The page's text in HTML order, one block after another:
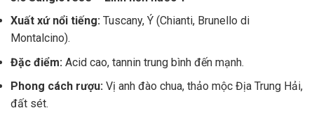
Xuất xứ nổi tiếng: Tuscany, Ý (Chianti, Brunello di
Montalcino).
Đặc điểm: Acid cao, tannin trung bình đến mạnh.
Phong cách rượu: Vị anh đào chua, thảo mộc Địa Trung Hải,
đất sét.